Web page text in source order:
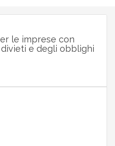
le imprese con
e degli obblighi